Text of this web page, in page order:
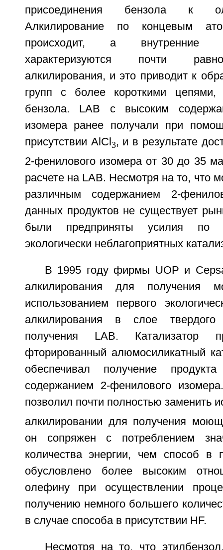
присоединения бензола к
Алкилирование по концевым
происходит, а внутренние
характеризуются почти
алкилирования, и это приводит к
групп с более короткими
бензола. LAB с высоким
изомера ранее получали при
присутствии AlCl 3, и в результате
2-фенилового изомера от 30 до 35
расчете на LAB. Несмотря на то, что
различным содержанием 2-
данных продуктов не существует
были предприняты усилия по
экологически неблагоприятных
В 1995 году фирмы UOP и
алкилирования для получения
использованием первого
алкилирования в слое твердого
получения LAB. Катализатор
фторированный алюмосиликатный
обеспечивал получение
содержанием 2-фенилового
позволил почти полностью заменить
алкилировании для получения
он сопряжен с потреблением
количества энергии, чем способ в
обусловлено более высоким
олефину при осуществлении
получению немного большего
в случае способа в присутствии HF.
Несмотря на то, что